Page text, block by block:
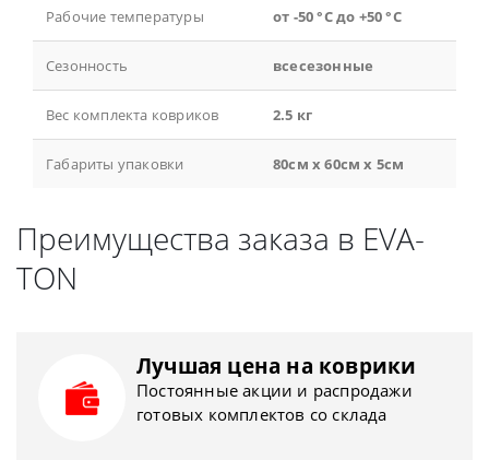
Рабочие температуры от -50 °С до +50 °С
Сезонность всесезонные
Вес комплекта ковриков 2.5 кг
Габариты упаковки 80см x 60см x 5см
Преимущества заказа в EVA-
TON
Лучшая цена на коврики
Постоянные акции и распродажи
готовых комплектов со склада